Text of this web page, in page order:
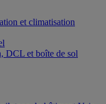
et climatisation
DCL et boîte de sol